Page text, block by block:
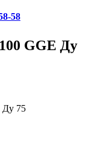
58
GGE Ду
Ду 75